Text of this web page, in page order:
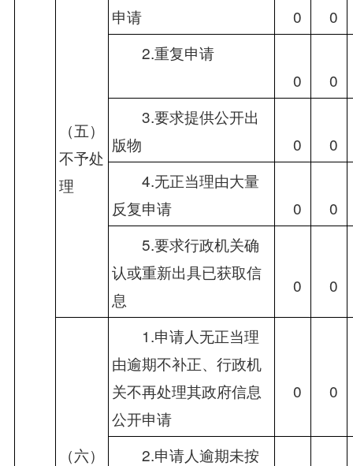
（五）
不予处
理
申请
0 0
2.重复申请
0
0
3.要求提供公开出
版物
0 0
4.无正当理由大量
反复申请
0 0
5.要求行政机关确
认或重新出具已获取信
息
0 0
（六）
1.申请人无正当理
由逾期不补正、行政机
关不再处理其政府信息
公开申请
0 0
2.申请人逾期未按